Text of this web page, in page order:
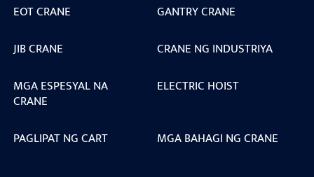
EOT CRANE
GANTRY CRANE
JIB CRANE
CRANE NG INDUSTRIYA
MGA ESPESYAL NA
CRANE
ELECTRIC HOIST
PAGLIPAT NG CART MGA BAHAGI NG CRANE